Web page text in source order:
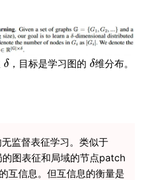
，目标是学习图的 维分布。
监督表征学习。类似于
图表征和局域的节点patch
互信息。但互信息的衡量是